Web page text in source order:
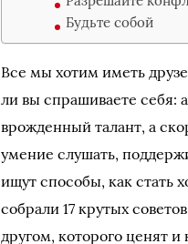
Будьте собой
Все мы хотим иметь
ли вы спрашиваете себя:
врожденный талант, а
умение слушать,
ищут способы, как стать
собрали 17 крутых
другом, которого ценят